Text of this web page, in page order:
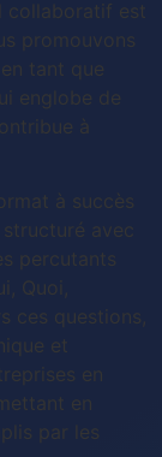
collaboratif est
promouvons
tant que
englobe de
à
à succès
avec
percutants
Quoi,
ces questions,
et
en
en
par les